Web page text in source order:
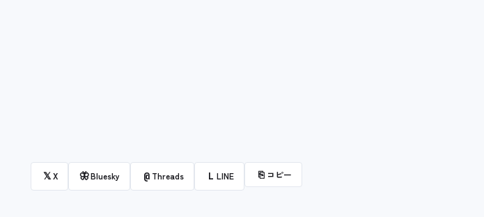
𝕏X 🦋Bluesky @ Threads L LINE ⎘ コピー